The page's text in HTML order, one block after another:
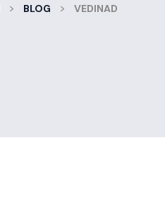
> BLOG > VEDINAD